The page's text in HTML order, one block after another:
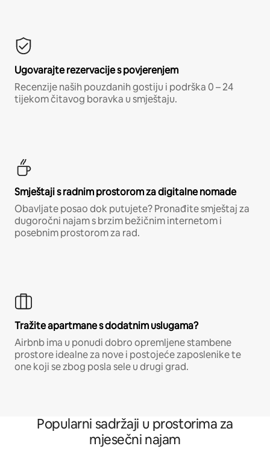
Ugovarajte rezervacije s povjerenjem
Recenzije naših pouzdanih gostiju i podrška 0 – 24
tijekom čitavog boravka u smještaju.
Smještaji s radnim prostorom za digitalne nomade
Obavljate posao dok putujete? Pronađite smještaj za
dugoročni najam s brzim bežičnim internetom i
posebnim prostorom za rad.
Tražite apartmane s dodatnim uslugama?
Airbnb ima u ponudi dobro opremljene stambene
prostore idealne za nove i postojeće zaposlenike te
one koji se zbog posla sele u drugi grad.
Popularni sadržaji u prostorima za
mjesečni najam